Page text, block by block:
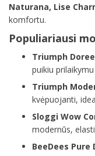
Naturana, Lise
komfortu.
Populiariausi
Triumph
puikiu
Triumph
kvėpuojanti,
Sloggi Wow
modernūs,
BeeDees Pure